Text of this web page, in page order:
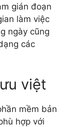
gián đoạn
làm việc
ngày cũng
các
việt
mềm bản
hợp với